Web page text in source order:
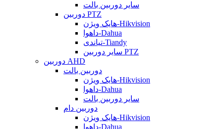
سایر دوربین بالت
دوربین PTZ
هایک ویژن-Hikvision
داهوا-Dahua
تیاندی-Tiandy
سایر دوربین PTZ
دوربین AHD
دوربین بالت
هایک ویژن-Hikvision
داهوا-Dahua
سایر دوربین بالت
دوربین دام
هایک ویژن-Hikvision
داهوا-Dahua